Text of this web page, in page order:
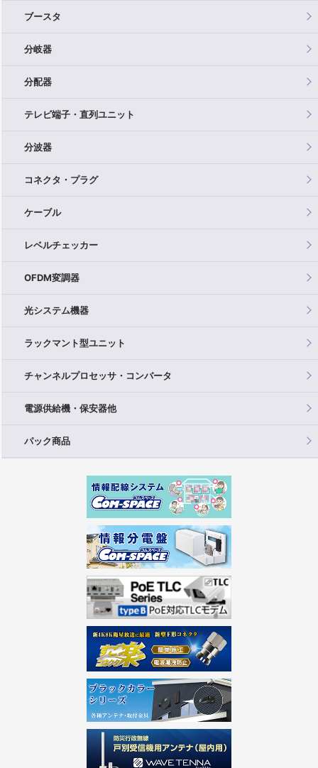
ブースタ
分岐器
分配器
テレビ端子・直列ユニット
分波器
コネクタ・プラグ
ケーブル
レベルチェッカー
OFDM変調器
光システム機器
ラックマント型ユニット
チャンネルプロセッサ・コンバータ
電源供給機・保安器他
パック商品